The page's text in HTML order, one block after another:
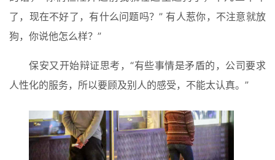
了，现在不好了，有什么问题吗？” 有人惹你，不注意就放
狗，你说他怎么样？”
保安又开始辩证思考，“有些事情是矛盾的，公司要求
人性化的服务，所以要顾及别人的感受，不能太认真。”